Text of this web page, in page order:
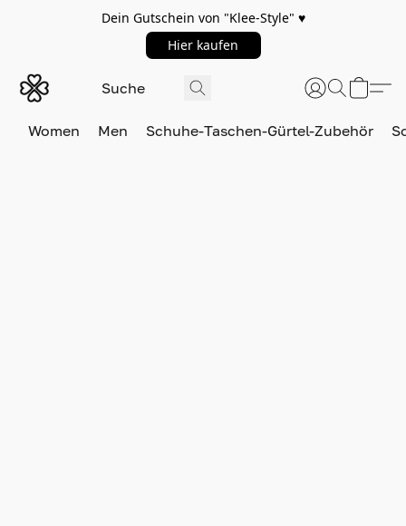
Dein Gutschein von "Klee-Style" ♥️
Hier kaufen
Women Men Schuhe-Taschen-Gürtel-Zubehör